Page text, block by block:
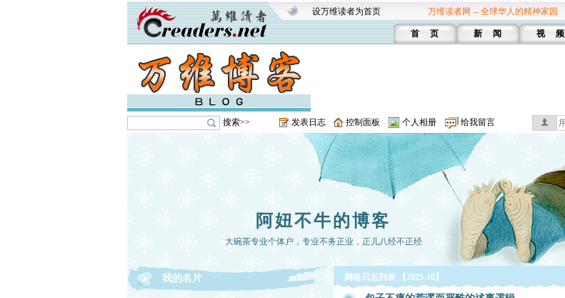
设万维读者为首页 万维读者网 -- 全球华人的精神家园
首 页 新 闻 视 频
搜索>> 发表日志 控制面板 个人相册 给我留言
阿妞不牛的博客
大碗茶专业个体户，专业不务正业，正儿八经不正经
我的名片 网络日志列表 【2025-10】